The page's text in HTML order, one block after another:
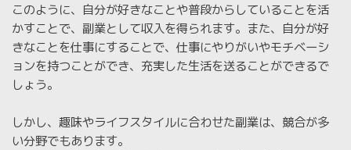
このように、自分が好きなことや普段からしていることを活
かすことで、副業として収入を得られます。また、自分が好
きなことを仕事にすることで、仕事にやりがいやモチベーシ
ョンを持つことができ、充実した生活を送ることができるで
しょう。
しかし、趣味やライフスタイルに合わせた副業は、競合が多
い分野でもあります。